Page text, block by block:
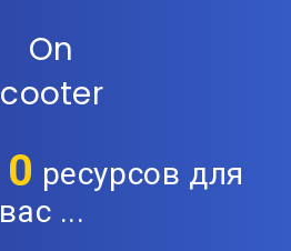
0 ресурсов для
вас ...